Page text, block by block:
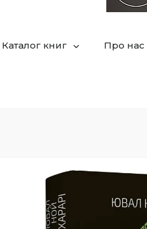
Каталог книг Про нас